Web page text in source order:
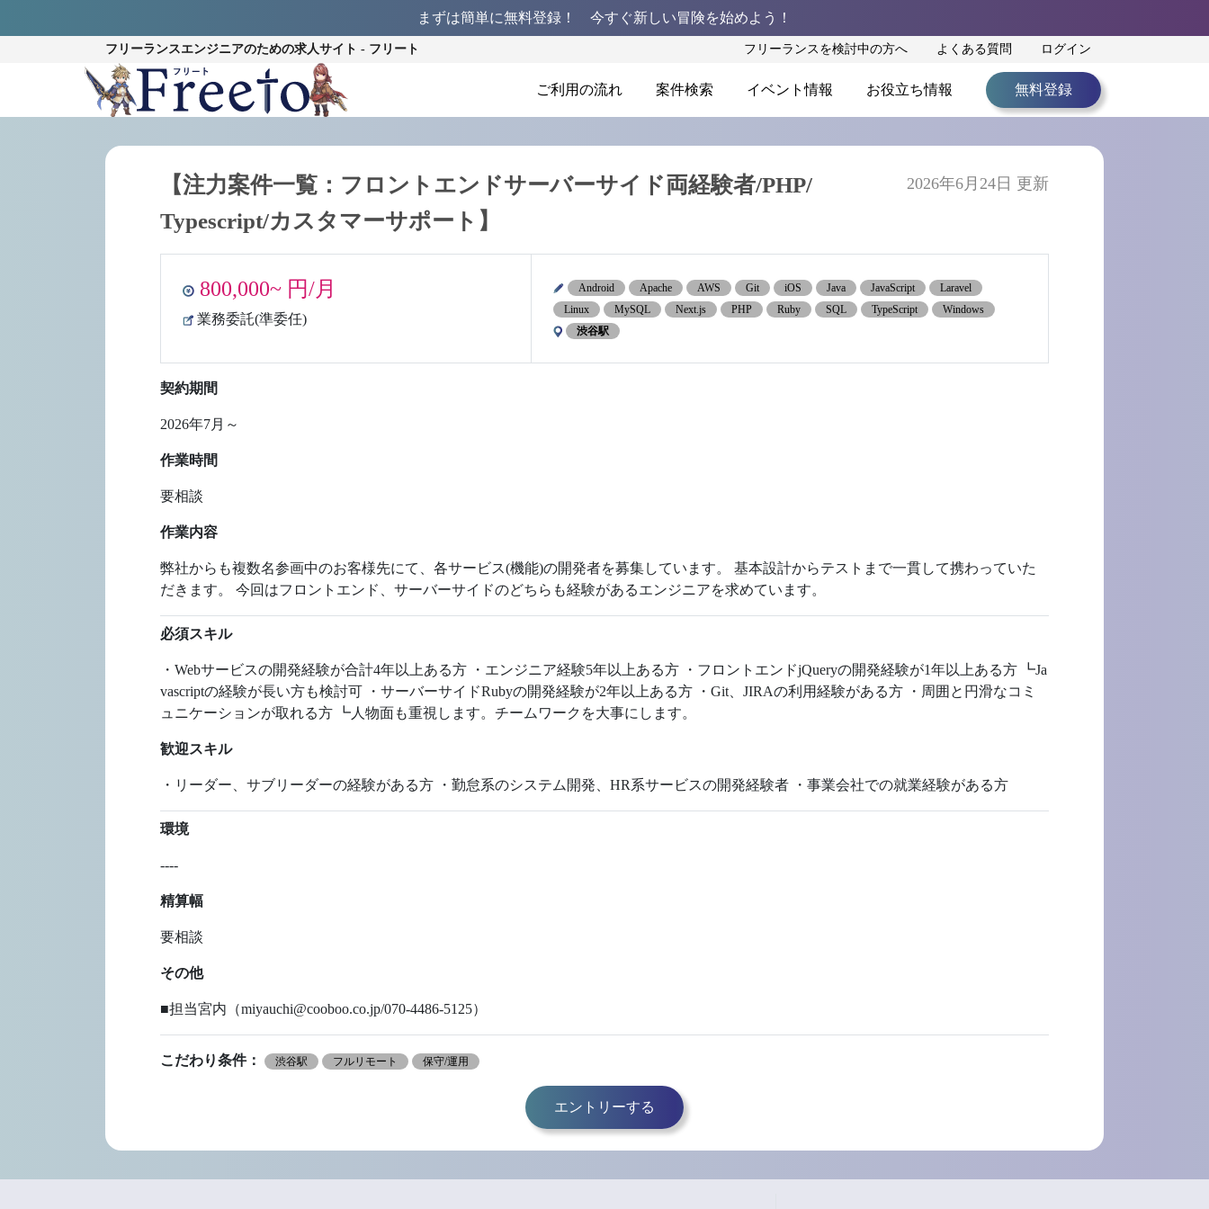
まずは簡単に無料登録！ 今すぐ新しい冒険を始めよう！
フリーランスエンジニアのための求人サイト - フリート フリーランスを検討中の方へ よくある質問 ログイン
ご利用の流れ 案件検索 イベント情報 お役立ち情報 無料登録
【注力案件一覧：フロントエンドサーバーサイド両経験者/PHP/
Typescript/カスタマーサポート】
2026年6月24日 更新
800,000~ 円/月
業務委託(準委任)
Android Apache AWS Git iOS Java JavaScript
Laravel
Linux
MySQL Next.js PHP Ruby SQL TypeScript
Windows
渋谷駅
契約期間
2026年7月～
作業時間
要相談
作業内容
弊社からも複数名参画中のお客様先にて、各サービス(機能)の開発者を募集しています。 基本設計からテストまで一貫して携わっていた
だきます。 今回はフロントエンド、サーバーサイドのどちらも経験があるエンジニアを求めています。
必須スキル
・Webサービスの開発経験が合計4年以上ある方 ・エンジニア経験5年以上ある方 ・フロントエンドjQueryの開発経験が1年以上ある方 ┗Ja
vascriptの経験が長い方も検討可 ・サーバーサイドRubyの開発経験が2年以上ある方 ・Git、JIRAの利用経験がある方 ・周囲と円滑なコミ
ュニケーションが取れる方 ┗人物面も重視します。チームワークを大事にします。
歓迎スキル
・リーダー、サブリーダーの経験がある方 ・勤怠系のシステム開発、HR系サービスの開発経験者 ・事業会社での就業経験がある方
環境
----
精算幅
要相談
その他
■担当宮内（miyauchi@cooboo.co.jp/070-4486-5125）
こだわり条件： 渋谷駅 フルリモート 保守/運用
エントリーする